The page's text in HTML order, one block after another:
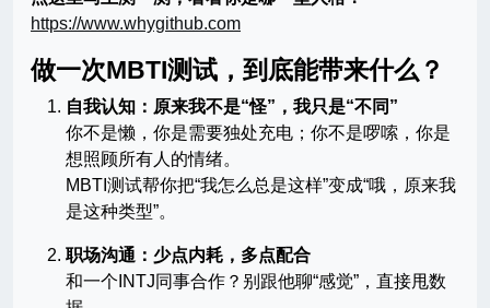
https://www.whygithub.com
做一次MBTI测试，到底能带来什么？
自我认知：原来我不是“怪”，我只是“不同”
你不是懒，你是需要独处充电；你不是啰嗦，你是
想照顾所有人的情绪。
MBTI测试帮你把“我怎么总是这样”变成“哦，原来我
是这种类型”。
职场沟通：少点内耗，多点配合
和一个INTJ同事合作？别跟他聊“感觉”，直接甩数